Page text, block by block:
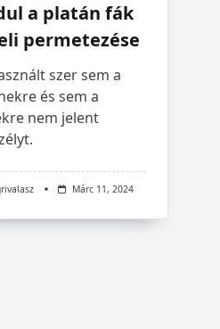
a platán fák
permetezése
szer sem a
és sem a
nem jelent
Márc 11, 2024